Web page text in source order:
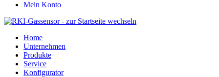
Mein Konto
Home
Unternehmen
Produkte
Service
Konfigurator